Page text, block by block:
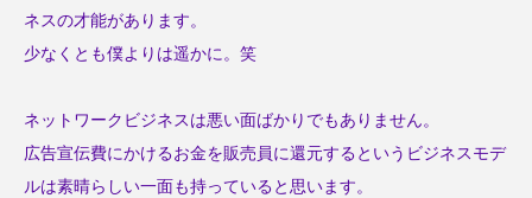
ネスの才能があります。
少なくとも僕よりは遥かに。笑
ネットワークビジネスは悪い面ばかりでもありません。
広告宣伝費にかけるお金を販売員に還元するというビジネスモデ
ルは素晴らしい一面も持っていると思います。